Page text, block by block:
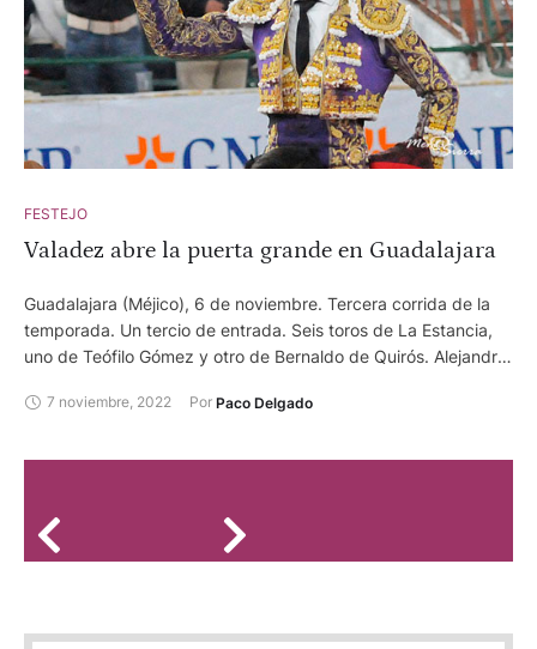
FESTEJO
Valadez abre la puerta grande en Guadalajara
Guadalajara (Méjico), 6 de noviembre. Tercera corrida de la
temporada. Un tercio de entrada. Seis toros de La Estancia,
uno de Teófilo Gómez y otro de Bernaldo de Quirós. Alejandro
Diego Silveti, ovación tras aviso, ovación tras aviso y oreja en
7 noviembre, 2022 Por Paco Delgado